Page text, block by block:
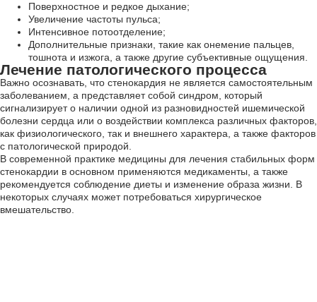
Поверхностное и редкое дыхание;
Увеличение частоты пульса;
Интенсивное потоотделение;
Дополнительные признаки, такие как онемение пальцев,
тошнота и изжога, а также другие субъективные ощущения.
Лечение патологического процесса
Важно осознавать, что стенокардия не является самостоятельным
заболеванием, а представляет собой синдром, который
сигнализирует о наличии одной из разновидностей ишемической
болезни сердца или о воздействии комплекса различных факторов,
как физиологического, так и внешнего характера, а также факторов
с патологической природой.
В современной практике медицины для лечения стабильных форм
стенокардии в основном применяются медикаменты, а также
рекомендуется соблюдение диеты и изменение образа жизни. В
некоторых случаях может потребоваться хирургическое
вмешательство.